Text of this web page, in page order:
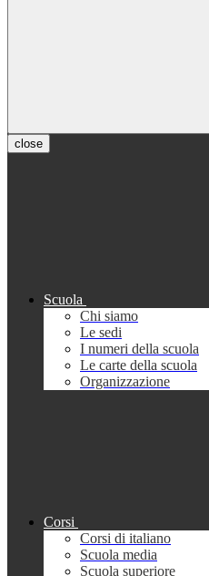
close
Scuola
Chi siamo
Le sedi
I numeri della scuola
Le carte della scuola
Organizzazione
Corsi
Corsi di italiano
Scuola media
Scuola superiore